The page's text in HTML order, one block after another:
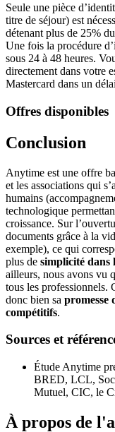
Seule une pièce
titre de séjour) est
détenant plus de 25%
Une fois la procédure
sous 24 à 48 heures.
directement dans votre
Mastercard dans un
Offres disponibles
Conclusion
Anytime est une offre
et les associations qui
humains
technologique
croissance. Sur
documents grâce à la
exemple), ce qui
plus de simplicité dans
ailleurs, nous avons vu
tous les professionnels.
donc bien sa promesse
compétitifs.
Sources et
Étude Anytime
BRED, LCL,
Mutuel, CIC, le
À propos de